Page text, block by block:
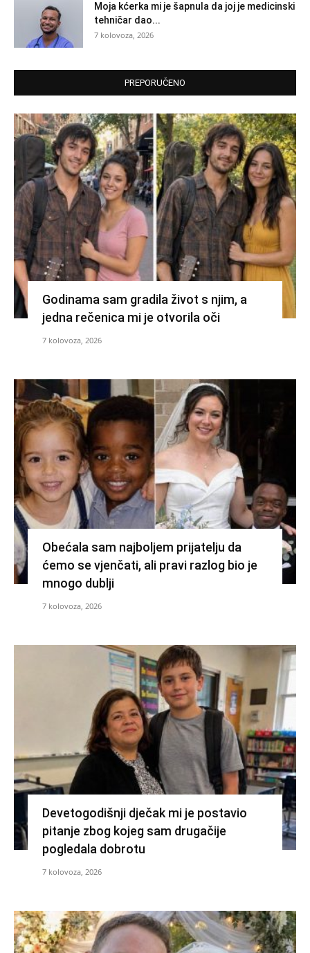
Moja kćerka mi je šapnula da joj je medicinski
tehničar dao...
7 kolovoza, 2026
PREPORUČENO
Godinama sam gradila život s njim, a
jedna rečenica mi je otvorila oči
7 kolovoza, 2026
Obećala sam najboljem prijatelju da
ćemo se vjenčati, ali pravi razlog bio je
mnogo dublji
7 kolovoza, 2026
Devetogodišnji dječak mi je postavio
pitanje zbog kojeg sam drugačije
pogledala dobrotu
7 kolovoza, 2026